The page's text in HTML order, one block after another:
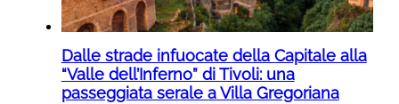
Dalle strade infuocate della Capitale alla
“Valle dell’Inferno” di Tivoli: una
passeggiata serale a Villa Gregoriana